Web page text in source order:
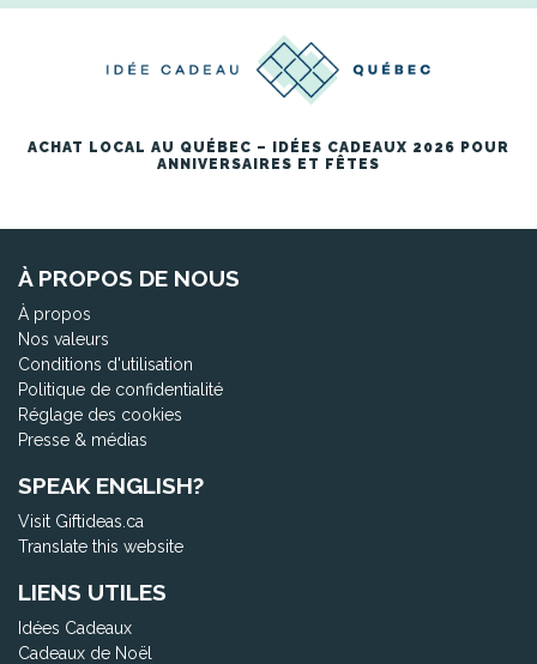
ACHAT LOCAL AU QUÉBEC – IDÉES CADEAUX 2026 POUR
ANNIVERSAIRES ET FÊTES
À PROPOS DE NOUS
À propos
Nos valeurs
Conditions d'utilisation
Politique de confidentialité
Réglage des cookies
Presse & médias
SPEAK ENGLISH?
Visit Giftideas.ca
Translate this website
LIENS UTILES
Idées Cadeaux
Cadeaux de Noël